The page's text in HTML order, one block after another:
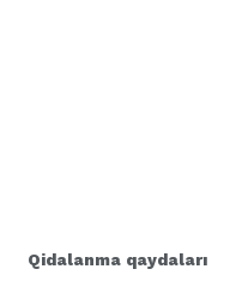
Qidalanma qaydaları